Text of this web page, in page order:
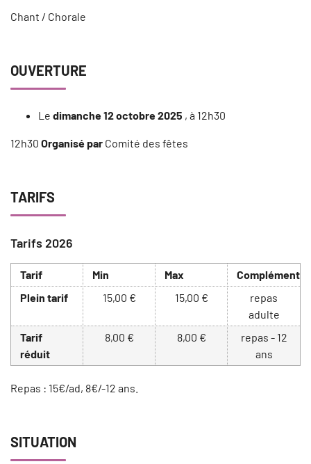
Chant / Chorale
OUVERTURE
Le dimanche 12 octobre 2025 , à 12h30
12h30 Organisé par Comité des fêtes
TARIFS
Tarifs 2026
Tarif Min Max
Complément
Plein tarif
15,00 € 15,00 €
repas
adulte
Tarif
réduit
8,00 € 8,00 €
repas - 12
ans
Repas : 15€/ad, 8€/-12 ans.
SITUATION